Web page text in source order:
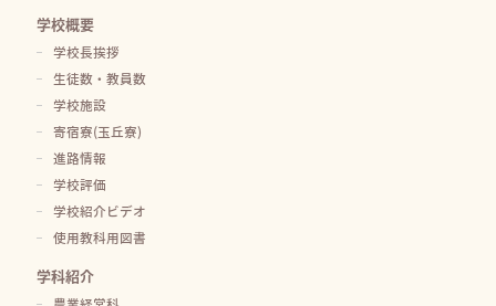
学校概要
学校長挨拶
生徒数・教員数
学校施設
寄宿寮(玉丘寮)
進路情報
学校評価
学校紹介ビデオ
使用教科用図書
学科紹介